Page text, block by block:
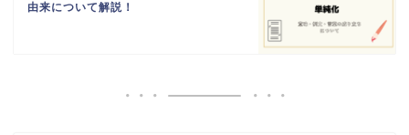
由来について解説！